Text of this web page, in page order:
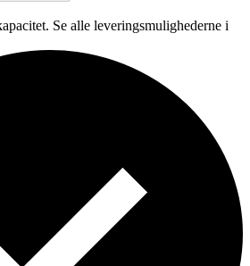
Se alle leveringsmulighederne i